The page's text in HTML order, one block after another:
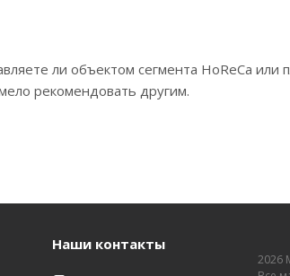
ли объектом сегмента HoReCa
рекомендовать другим.
Наши контакты
2026